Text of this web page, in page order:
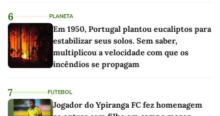
6 PLANETA
Em 1950, Portugal plantou eucaliptos para
estabilizar seus solos. Sem saber,
multiplicou a velocidade com que os
incêndios se propagam
7 FUTEBOL
Jogador do Ypiranga FC fez homenagem